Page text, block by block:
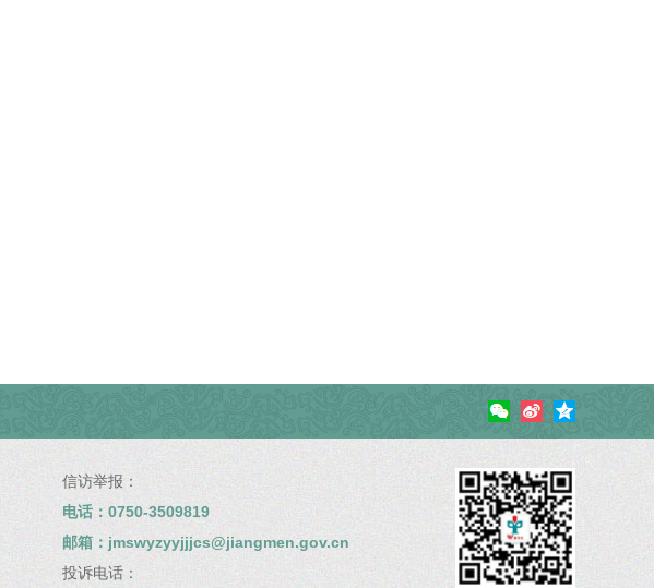
信访举报：
电话：0750-3509819
邮箱：jmswyzyyjjjcs@jiangmen.gov.cn
投诉电话：